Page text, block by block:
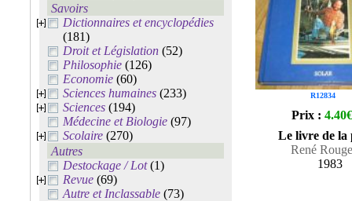
Savoirs
Dictionnaires et encyclopédies
(181)
Droit et Législation (52)
Philosophie (126)
Economie (60)
Sciences humaines (233)
Sciences (194)
Médecine et Biologie (97)
Scolaire (270)
Autres
Destockage / Lot(1)
Revue (69)
Autre et Inclassable (73)
R12834
Prix : 4.40€
Le livre de la
René
1983